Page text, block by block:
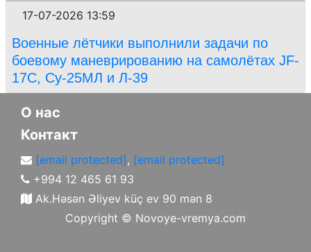
17-07-2026 13:59
Военные лётчики выполнили задачи по
боевому маневрированию на самолётах JF-
17C, Су-25МЛ и Л-39
О нас
Контакт
[email protected], [email protected]
+994 12 465 61 93
Ak.Həsən Əliyev küç ev 90 mən 8
Copyright © Novoye-vremya.com